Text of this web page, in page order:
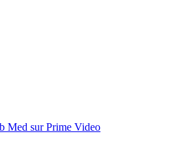
Med sur Prime Video